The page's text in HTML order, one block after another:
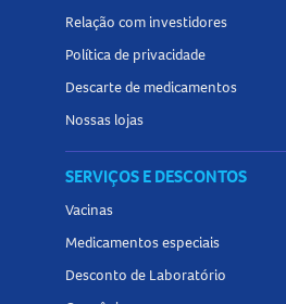
Relação com investidores
Política de privacidade
Descarte de medicamentos
Nossas lojas
SERVIÇOS E DESCONTOS
Vacinas
Medicamentos especiais
Desconto de Laboratório